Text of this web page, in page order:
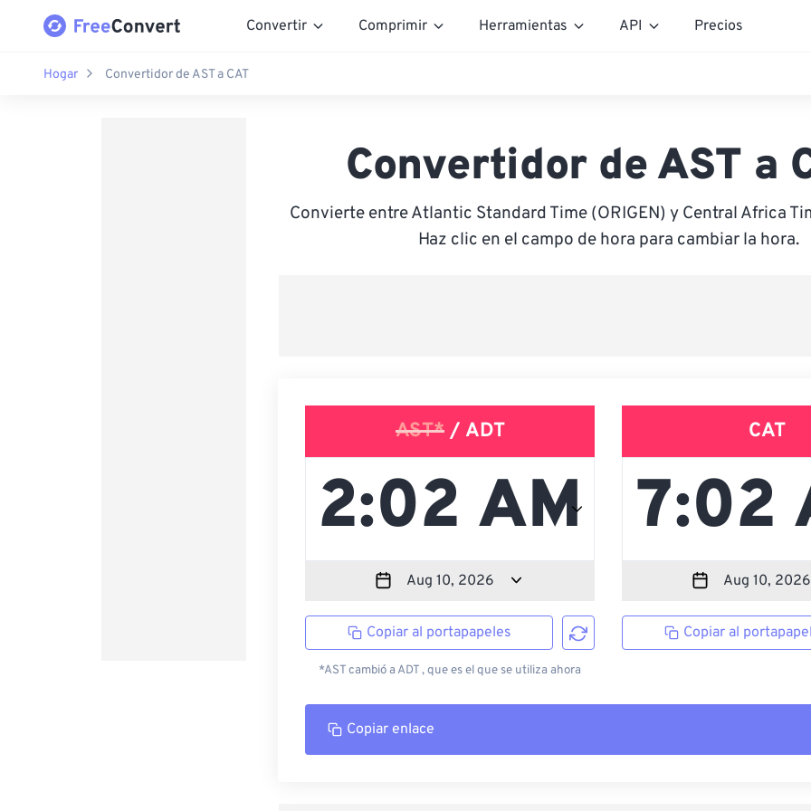
Convertir Comprimir Herramientas API Precios
Hogar Convertidor de AST a CAT
Convertidor de AST a
Convierte entre Atlantic Standard Time (ORIGEN) y Central Africa
Haz clic en el campo de hora para cambiar la hora.
AST*/ ADT
Copiar al portapapeles
*AST cambió a ADT , que es el que se utiliza ahora
CAT
Copiar al
Copiar enlace